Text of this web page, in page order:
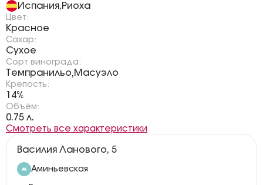
Испания,Риоха
Цвет:
Красное
Сахар:
Сухое
Сорт винограда:
Темпранильо,Масуэло
Крепость:
14%
Объём:
0.75 л.
Смотреть все характеристики
Василия Ланового, 5
Аминьевская